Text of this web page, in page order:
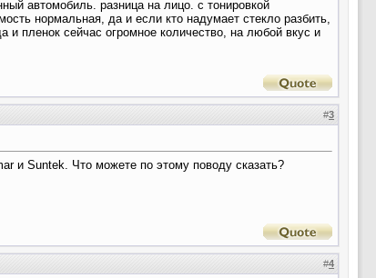
автомобиль. разница на лицо. с тонировкой
нормальная, да и если кто надумает стекло разбить,
и пленок сейчас огромное количество, на любой вкус и
#3
и Suntek. Что можете по этому поводу сказать?
#4